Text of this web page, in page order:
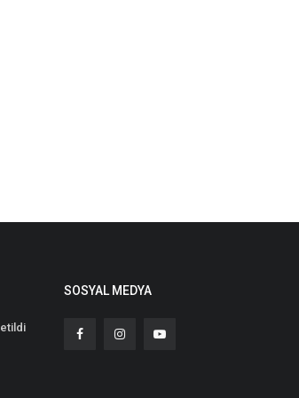
SOSYAL MEDYA